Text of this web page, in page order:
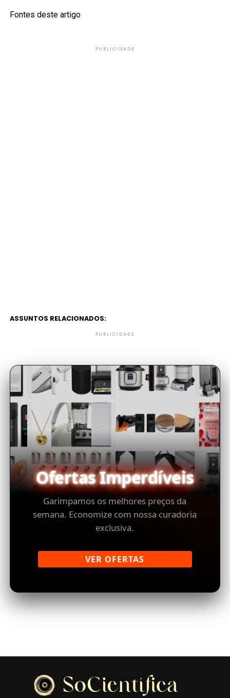
Fontes deste artigo
PUBLICIDADE
ASSUNTOS RELACIONADOS:
PUBLICIDADE
Ofertas Imperdíveis
Garimpamos os melhores preços da
semana. Economize com nossa curadoria
exclusiva.
VER OFERTAS